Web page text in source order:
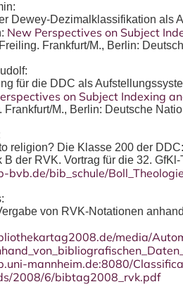
Dewey-Dezimalklassifikation als
New Perspectives on Subject
Frankfurt/M., Berlin:
für die DDC als
on Subject Indexing
Frankfurt/M., Berlin: Deutsche
religion? Die Klasse 200 der
B der RVK. Vortrag für die 32.
bib_schule/
von RVK-Notationen
media/
mannheim.de:8080/
2008/6/bibtag2008_rvk.pdf